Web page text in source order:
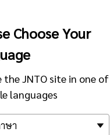
Choose Your
the JNTO site in one of
languages
ปราสาทที่ใหญ่โต